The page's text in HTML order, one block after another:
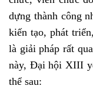
dựng thành công
kiến tạo, phát
là giải pháp rất
này, Đại hội XIII
thể sau: